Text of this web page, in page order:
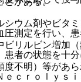
定を行い、
者の状態を十分
ｒｏｌｙｓｉ
ム剤やビタ
リルビン増加
不明）等があら